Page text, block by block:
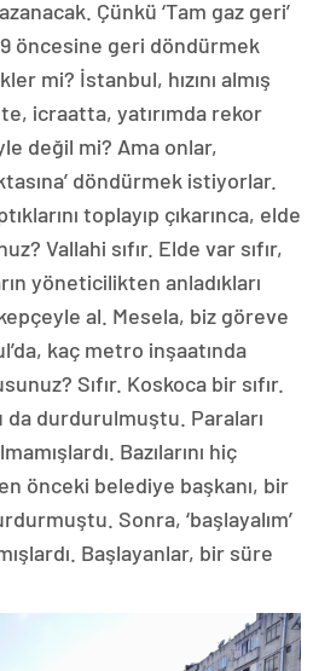
Çünkü ‘Tam gaz geri’
öncesine geri döndürmek
mi? İstanbul, hızını almış
icraatta, yatırımda rekor
değil mi? Ama onlar,
döndürmek istiyorlar.
toplayıp çıkarınca, elde
Vallahi sıfır. Elde var sıfır,
yöneticilikten anladıkları
al. Mesela, biz göreve
kaç metro inşaatında
Sıfır. Koskoca bir sıfır.
da durdurulmuştu. Paraları
Bazılarını hiç
önceki belediye başkanı, bir
Sonra, ‘başlayalım’
Başlayanlar, bir süre